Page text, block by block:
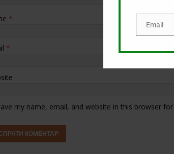
*
*
my name, email, and website in this browser
EmailEmail